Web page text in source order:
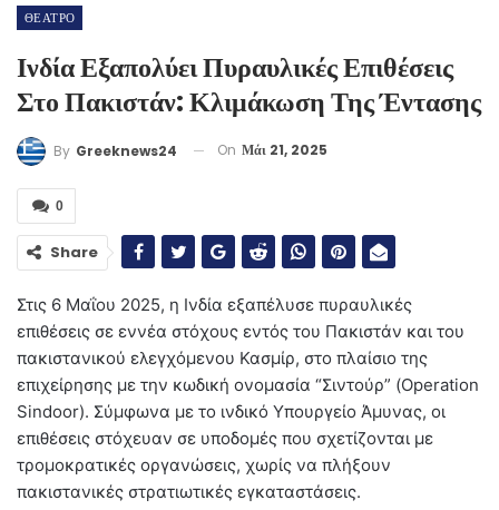
ΘΕΑΤΡΟ
Ινδία Εξαπολύει Πυραυλικές Επιθέσεις
Στο Πακιστάν: Κλιμάκωση Της Έντασης
By Greeknews24 On Μάι 21, 2025
0
Share
Στις 6 Μαΐου 2025, η Ινδία εξαπέλυσε πυραυλικές
επιθέσεις σε εννέα στόχους εντός του Πακιστάν και του
πακιστανικού ελεγχόμενου Κασμίρ, στο πλαίσιο της
επιχείρησης με την κωδική ονομασία “Σιντούρ” (Operation
Sindoor). Σύμφωνα με το ινδικό Υπουργείο Άμυνας, οι
επιθέσεις στόχευαν σε υποδομές που σχετίζονται με
τρομοκρατικές οργανώσεις, χωρίς να πλήξουν
πακιστανικές στρατιωτικές εγκαταστάσεις.